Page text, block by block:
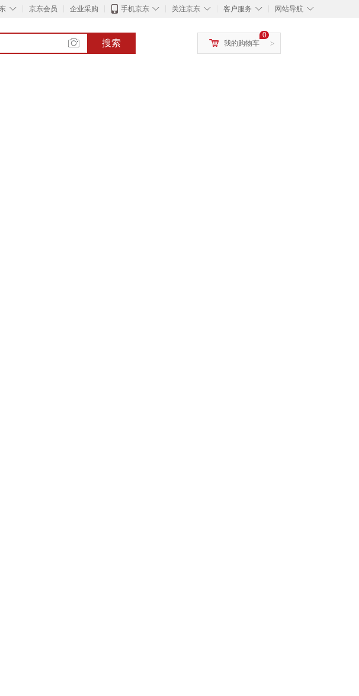
◇ 京东会员 企业采购 ◇
手机京东 ◇
关注京东 ◇
客户服务 ◇
网站导航
搜索 >
0
我的购物车